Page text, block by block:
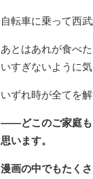
自転車に乗って西
あとはあれが食べ
いすぎないように
いずれ時が全てを
――どこのご家庭も
思います。
漫画の中でもたく